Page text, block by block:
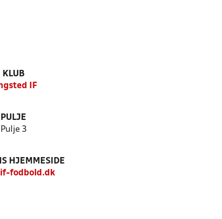
KLUB
IF
PULJE
Pulje 3
HJEMMESIDE
fodbold.dk